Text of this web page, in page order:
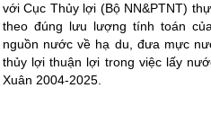
với Cục Thủy lợi (Bộ NN&PTNT)
theo đúng lưu lượng tính toán
nguồn nước về hạ du, đưa mực
thủy lợi thuận lợi trong việc lấy
Xuân 2004-2025.